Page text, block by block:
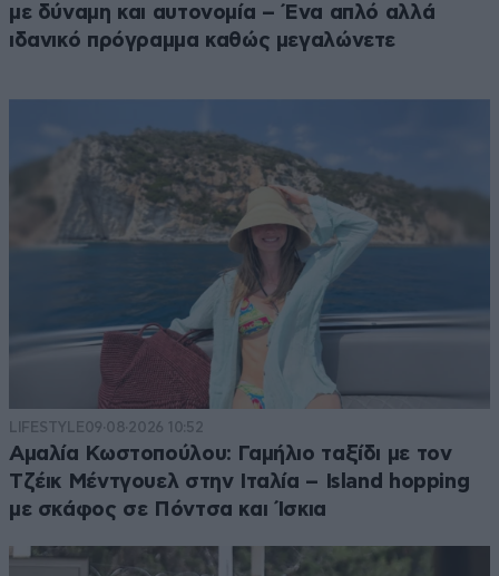
με δύναμη και αυτονομία – Ένα απλό αλλά
ιδανικό πρόγραμμα καθώς μεγαλώνετε
LIFESTYLE09·08·2026 10:52
Αμαλία Κωστοπούλου: Γαμήλιο ταξίδι με τον
Τζέικ Μέντγουελ στην Ιταλία – Island hopping
με σκάφος σε Πόντσα και Ίσκια